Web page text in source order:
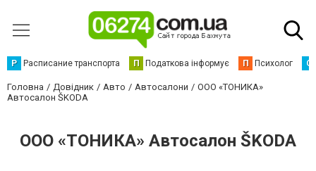
Р Расписание транспорта П Податкова інформує П Психолог С
Головна Довідник Авто Автосалони
ООО «ТОНИКА»
Автосалон ŠKODA
ООО «ТОНИКА» Автосалон ŠKODA